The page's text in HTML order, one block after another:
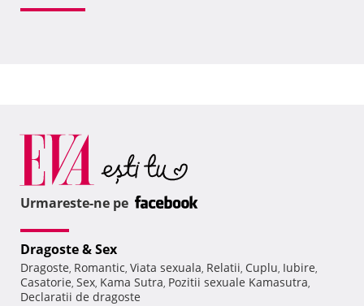
Urmareste-ne pe
Dragoste & Sex
Dragoste, Romantic, Viata sexuala, Relatii, Cuplu, Iubire,
Casatorie, Sex, Kama Sutra, Pozitii sexuale Kamasutra,
Declaratii de dragoste